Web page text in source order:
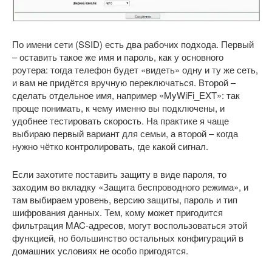
По имени сети (SSID) есть два рабочих подхода. Первый
– оставить такое же имя и пароль, как у основного
роутера: тогда телефон будет «видеть» одну и ту же сеть,
и вам не придётся вручную переключаться. Второй –
сделать отдельное имя, например «MyWiFi_EXT»: так
проще понимать, к чему именно вы подключены, и
удобнее тестировать скорость. На практике я чаще
выбираю первый вариант для семьи, а второй – когда
нужно чётко контролировать, где какой сигнал.
Если захотите поставить защиту в виде пароля, то
заходим во вкладку «Защита беспроводного режима», и
там выбираем уровень, версию защиты, пароль и тип
шифрования данных. Тем, кому может пригодится
фильтрация MAC-адресов, могут воспользоваться этой
функцией, но большинство остальных конфигураций в
домашних условиях не особо пригодятся.